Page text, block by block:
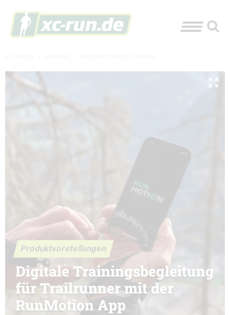
Produktvorstellungen
Digitale Trainingsbegleitung
für Trailrunner mit der
RunMotion App